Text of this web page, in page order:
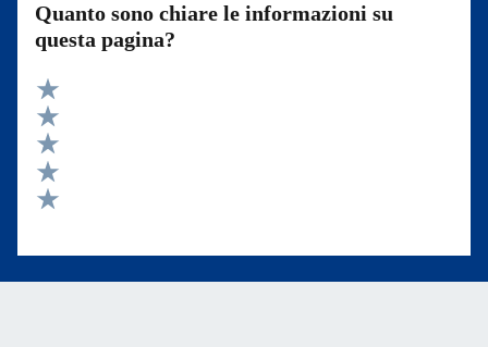
Quanto sono chiare le informazioni su
questa pagina?
Valuta 5 stelle su 5
Valuta 4 stelle su 5
Valuta 3 stelle su 5
Valuta 2 stelle su 5